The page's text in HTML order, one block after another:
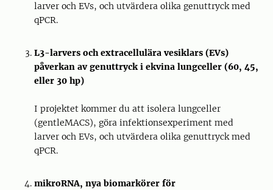
larver och EVs, och utvärdera olika genuttryck med
qPCR.
L3-larvers och extracellulära vesiklars (EVs)
påverkan av genuttryck i ekvina lungceller (60, 45,
eller 30 hp)
I projektet kommer du att isolera lungceller
(gentleMACS), göra infektionsexperiment med
larver och EVs, och utvärdera olika genuttryck med
qPCR.
mikroRNA, nya biomarkörer för